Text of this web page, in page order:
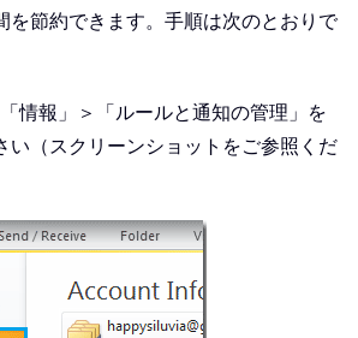
を節約できます。手順は次のとおりで
情報」＞「ルールと通知の管理」を
い（スクリーンショットをご参照くだ